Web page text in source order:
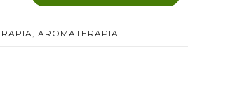
, AROMATERAPIA